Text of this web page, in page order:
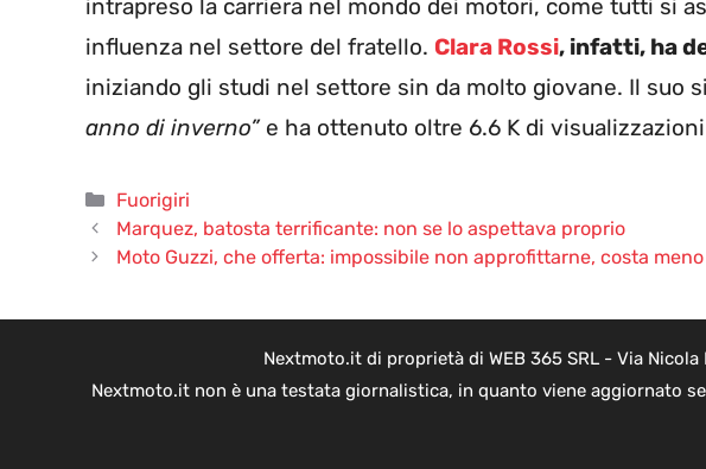
intrapreso la carriera nel mondo dei motori, come tutti si
influenza nel settore del fratello. Clara Rossi, infatti, ha
iniziando gli studi nel settore sin da molto giovane. Il suo
anno di inverno”e ha ottenuto oltre 6.6 K di visualizzazioni
Categorie
Fuorigiri
Marquez, batosta terrificante: non se lo aspettava proprio
Moto Guzzi, che offerta: impossibile non approfittarne, costa
Nextmoto.it di proprietà di WEB 365 SRL - Via Nicola
Nextmoto.it non è una testata giornalistica, in quanto viene aggiornato